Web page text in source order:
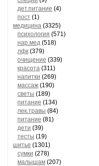
дет.питание (4)
пост (1)
медицина (3325)
психология (571)
нар.мед (518)
лфк (379)
очищение (339)
красота (311)
напитки (269)
массаж (190)
светы (189)
питание (134)
лек.травы (84)
питание (81)
дети (39)
тесты (19)
шитье (1301)
сумки (278)
малышам (207)